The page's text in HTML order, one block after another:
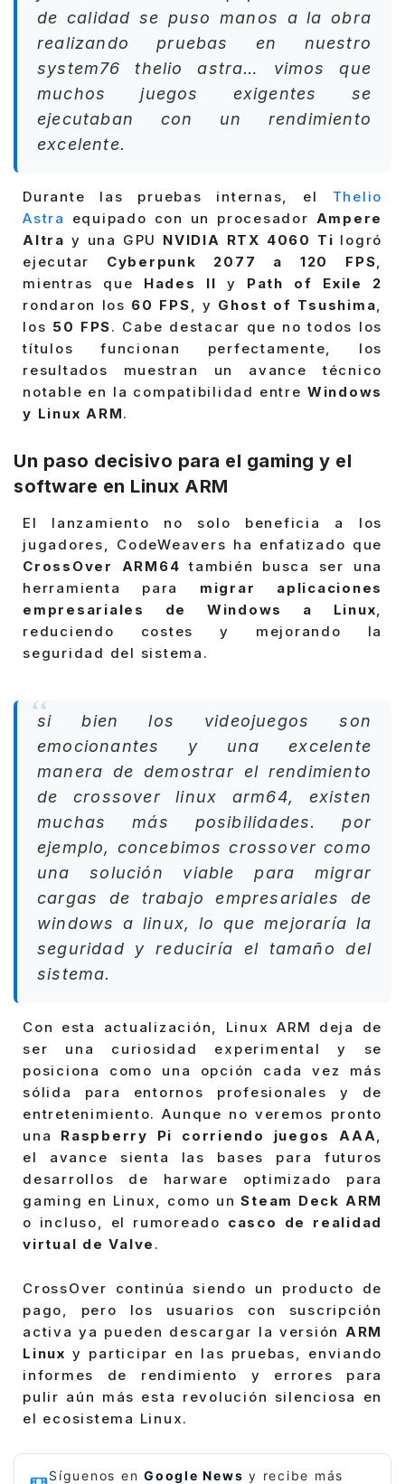
de calidad se puso manos a la obra
realizando pruebas en nuestro
system76 thelio astra… vimos que
muchos juegos exigentes se
ejecutaban con un rendimiento
excelente.
Durante las pruebas internas, el Thelio
Astra equipado con un procesador Ampere
Altra y una GPU NVIDIA RTX 4060 Ti logró
ejecutar Cyberpunk 2077 a 120 FPS,
mientras que Hades II y Path of Exile 2
rondaron los 60 FPS, y Ghost of Tsushima,
los 50 FPS. Cabe destacar que no todos los
títulos funcionan perfectamente, los
resultados muestran un avance técnico
notable en la compatibilidad entre Windows
y Linux ARM.
Un paso decisivo para el gaming y el
software en Linux ARM
El lanzamiento no solo beneficia a los
jugadores, CodeWeavers ha enfatizado que
CrossOver ARM64 también busca ser una
herramienta para
migrar aplicaciones
empresariales de Windows a Linux,
reduciendo costes y mejorando la
seguridad del sistema.
si bien los videojuegos son
emocionantes y una excelente
manera de demostrar el rendimiento
de crossover linux arm64, existen
muchas más posibilidades. por
ejemplo, concebimos crossover como
una solución viable para migrar
cargas de trabajo empresariales de
windows a linux, lo que mejoraría la
seguridad y reduciría el tamaño del
sistema.
Con esta actualización, Linux ARM deja de
ser una curiosidad experimental y se
posiciona como una opción cada vez más
sólida para entornos profesionales y de
entretenimiento. Aunque no veremos pronto
una Raspberry Pi corriendo juegos AAA,
el avance sienta las bases para futuros
desarrollos de harware optimizado para
gaming en Linux, como unSteam Deck ARM
o incluso, el rumoreado casco de realidad
virtual de Valve .
CrossOver continúa siendo un producto de
pago, pero los usuarios con suscripción
activa ya pueden descargar la versión ARM
Linux y participar en las pruebas, enviando
informes de rendimiento y errores para
pulir aún más esta revolución silenciosa en
el ecosistema Linux.
Síguenos en Google News y recibe más